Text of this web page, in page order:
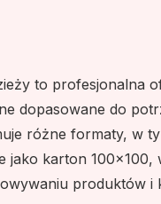
to profesjonalna
dopasowane do
różne formaty, w
jako karton
produktów i